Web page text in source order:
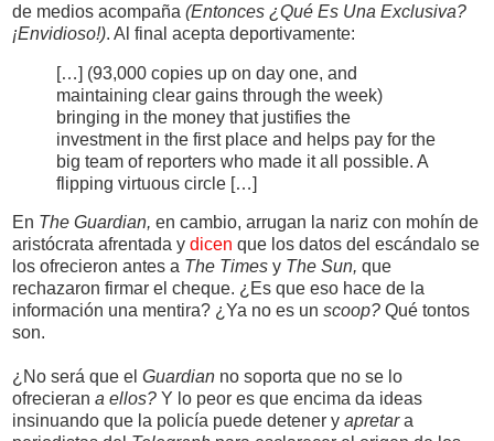
de medios acompaña (Entonces ¿Qué Es Una Exclusiva?
¡Envidioso!). Al final acepta deportivamente:
[…] (93,000 copies up on day one, and
maintaining clear gains through the week)
bringing in the money that justifies the
investment in the first place and helps pay for the
big team of reporters who made it all possible. A
flipping virtuous circle […]
En The Guardian, en cambio, arrugan la nariz con mohín de
aristócrata afrentada y dicen que los datos del escándalo se
los ofrecieron antes a The Times y The Sun, que
rechazaron firmar el cheque. ¿Es que eso hace de la
información una mentira? ¿Ya no es un scoop? Qué tontos
son.
¿No será que el Guardian no soporta que no se lo
ofrecieran a ellos? Y lo peor es que encima da ideas
insinuando que la policía puede detener y apretara